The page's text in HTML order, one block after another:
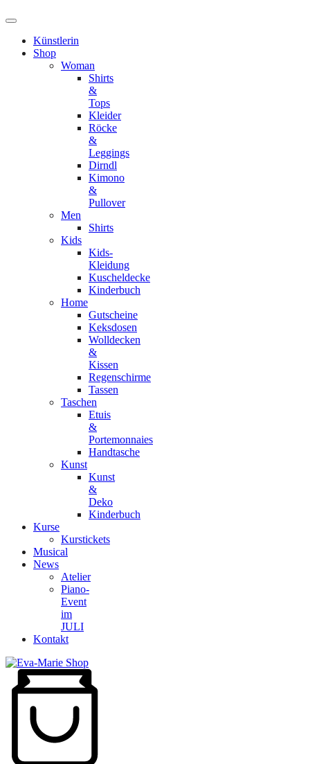
Künstlerin
Shop
Woman
Shirts
&
Tops
Kleider
Röcke
&
Leggings
Dirndl
Kimono
&
Pullover
Men
Shirts
Kids
Kids-
Kleidung
Kuscheldecke
Kinderbuch
Home
Gutscheine
Keksdosen
Wolldecken
&
Kissen
Regenschirme
Tassen
Taschen
Etuis
&
Portemonnaies
Handtasche
Kunst
Kunst
&
Deko
Kinderbuch
Kurse
Kurstickets
Musical
News
Atelier
Piano-
Event
im
JULI
Kontakt